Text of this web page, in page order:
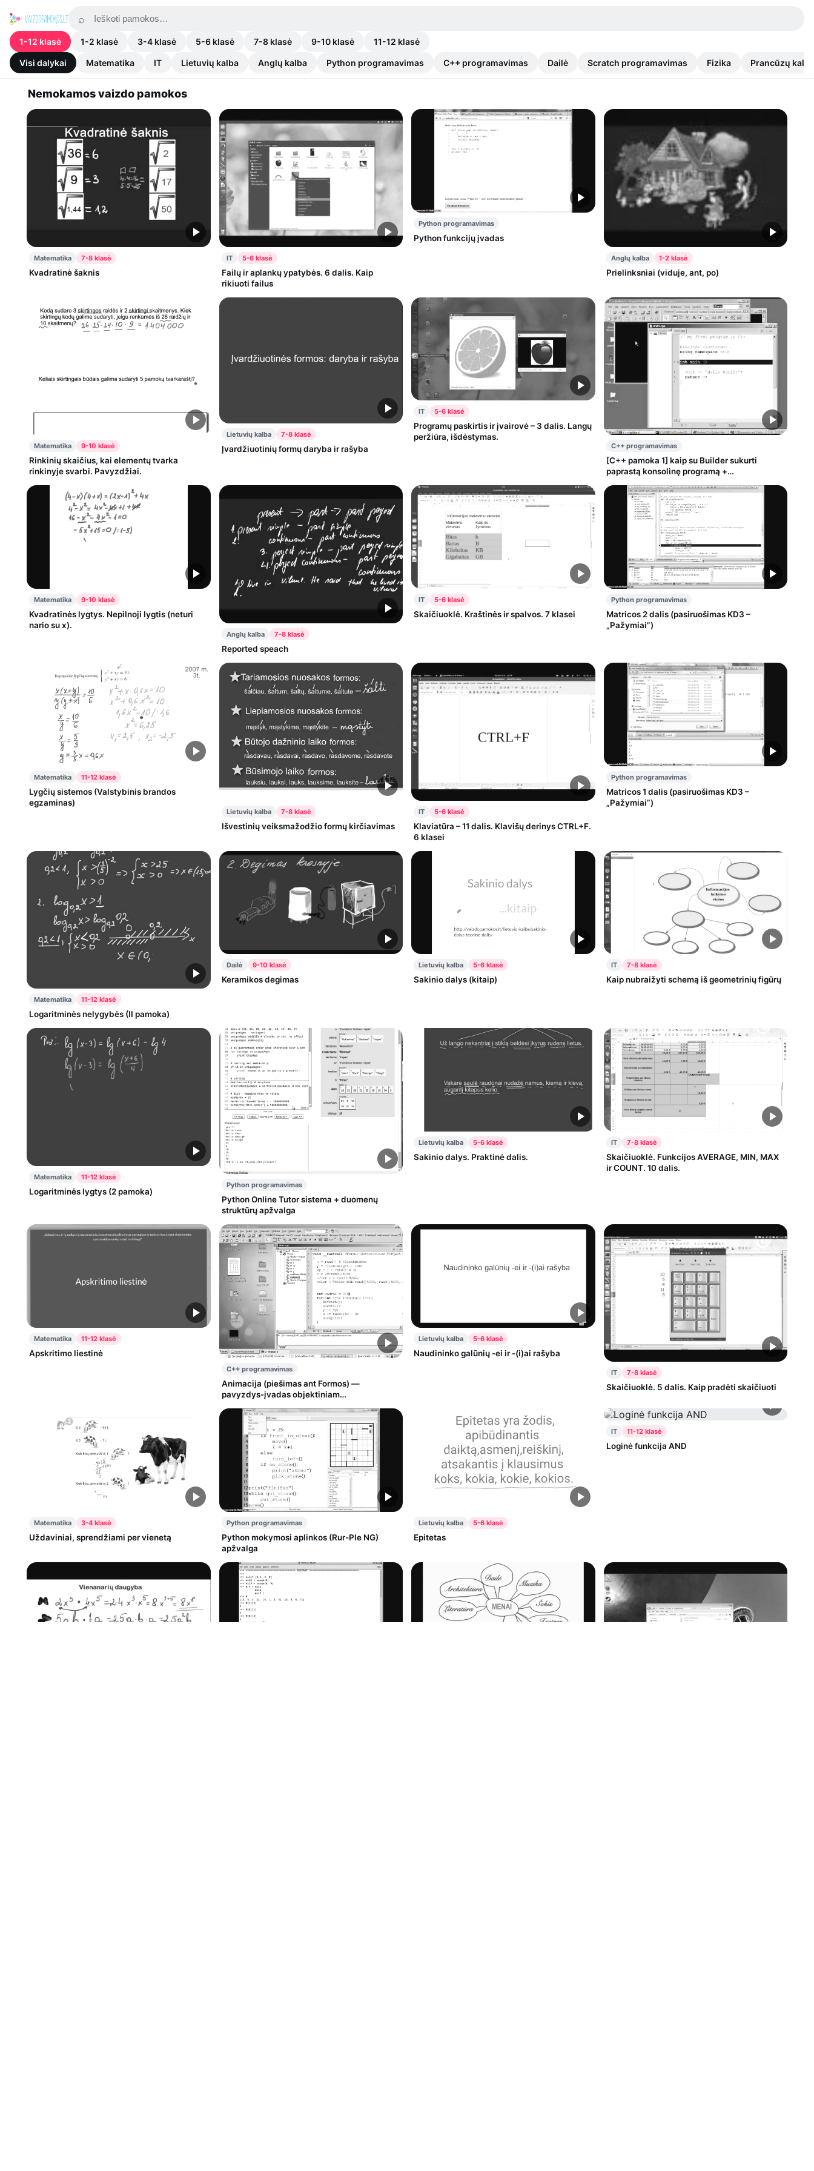
1-12 klasė 1-2 klasė 3-4 klasė 5-6 klasė 7-8 klasė 9-10 klasė 11-12 klasė
Visi dalykai Matematika IT Lietuvių kalba Anglų kalba Python programavimas C++ programavimas Dailė Scratch programavimas Fizika Prancūzų kalba
Nemokamos vaizdo pamokos
Matematika 7-8 klasė
Kvadratinė šaknis
IT 5-6 klasė
Failų ir aplankų ypatybės. 6 dalis. Kaip
rikiuoti failus
Python programavimas
Python funkcijų įvadas
Anglų kalba 1-2 klasė
Prielinksniai (viduje, ant, po)
Matematika 9-10 klasė
Rinkinių skaičius, kai elementų tvarka
rinkinyje svarbi. Pavyzdžiai.
Lietuvių kalba 7-8 klasė
Įvardžiuotinių formų daryba ir rašyba
IT 5-6 klasė
Programų paskirtis ir įvairovė – 3 dalis. Langų
peržiūra, išdėstymas.
C++ programavimas
[C++ pamoka 1] kaip su Builder sukurti
paprastą konsolinę programą +
Matematika 9-10 klasė
Kvadratinės lygtys. Nepilnoji lygtis (neturi
nario su x).
Anglų kalba 7-8 klasė
Reported speach
IT 5-6 klasė
Skaičiuoklė. Kraštinės ir spalvos. 7 klasei
Python programavimas
Matricos 2 dalis (pasiruošimas KD3 –
„Pažymiai”)
Matematika 11-12 klasė
Lygčių sistemos (Valstybinis brandos
egzaminas)
Lietuvių kalba 7-8 klasė
Išvestinių veiksmažodžio formų kirčiavimas
IT 5-6 klasė
Klaviatūra – 11 dalis. Klavišų derinys CTRL+F.
6 klasei
Python programavimas
Matricos 1 dalis (pasiruošimas KD3 –
„Pažymiai”)
Matematika 11-12 klasė
Logaritminės nelygybės (II pamoka)
Dailė 9-10 klasė
Keramikos degimas
Lietuvių kalba 5-6 klasė
Sakinio dalys (kitaip)
IT 7-8 klasė
Kaip nubraižyti schemą iš geometrinių figūrų
Matematika 11-12 klasė
Logaritminės lygtys (2 pamoka)
Python programavimas
Python Online Tutor sistema + duomenų
struktūrų apžvalga
Lietuvių kalba 5-6 klasė
Sakinio dalys. Praktinė dalis.
IT 7-8 klasė
Skaičiuoklė. Funkcijos AVERAGE, MIN, MAX
ir COUNT. 10 dalis.
Matematika 11-12 klasė
Apskritimo liestinė
C++ programavimas
Animacija (piešimas ant Formos) —
pavyzdys-įvadas objektiniam
Lietuvių kalba 5-6 klasė
Naudininko galūnių -ei ir -(i)ai rašyba
IT 7-8 klasė
Skaičiuoklė. 5 dalis. Kaip pradėti skaičiuoti
Matematika 3-4 klasė
Uždaviniai, sprendžiami per vienetą
Python programavimas
Python mokymosi aplinkos (Rur-Ple NG)
apžvalga
Lietuvių kalba 5-6 klasė
Epitetas
IT 11-12 klasė
Loginė funkcija AND